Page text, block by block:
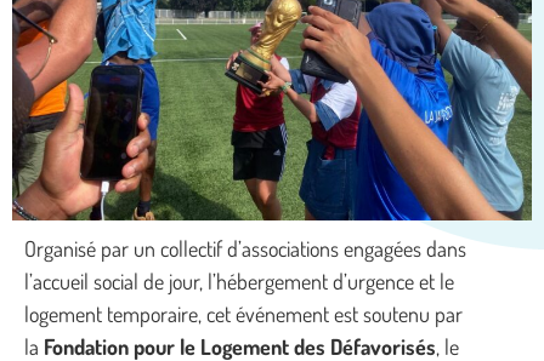
Organisé par un collectif d’associations engagées dans
l’accueil social de jour, l’hébergement d’urgence et le
logement temporaire, cet événement est soutenu par
la Fondation pour le Logement des Défavorisés, le